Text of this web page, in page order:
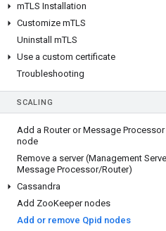
mTLS Installation
Customize mTLS
Uninstall mTLS
Use a custom certificate
Troubleshooting
SCALING
Add a Router or Message Processor
node
Remove a server (Management
Message Processor/Router)
Cassandra
Add ZooKeeper nodes
Add or remove Qpid nodes